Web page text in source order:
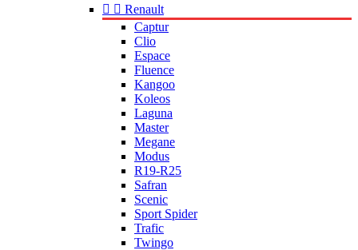
  Renault
Captur
Clio
Espace
Fluence
Kangoo
Koleos
Laguna
Master
Megane
Modus
R19-R25
Safran
Scenic
Sport Spider
Trafic
Twingo